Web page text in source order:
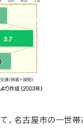
、名古屋市の一世帯